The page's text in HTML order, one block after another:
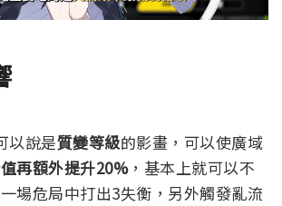
以說是質變等級的影畫，可以使廣域
再額外提升20%，基本上就可以不
場危局中打出3失衡，另外觸發亂流